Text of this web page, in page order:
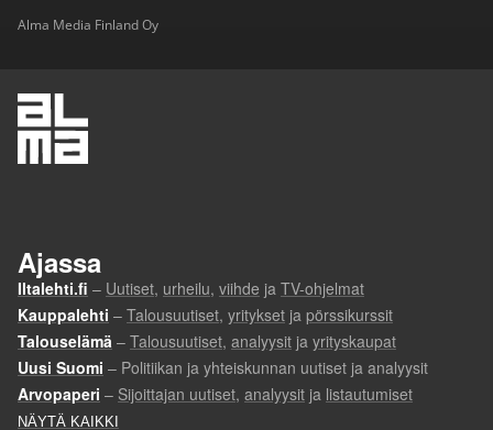
Alma Media Finland Oy